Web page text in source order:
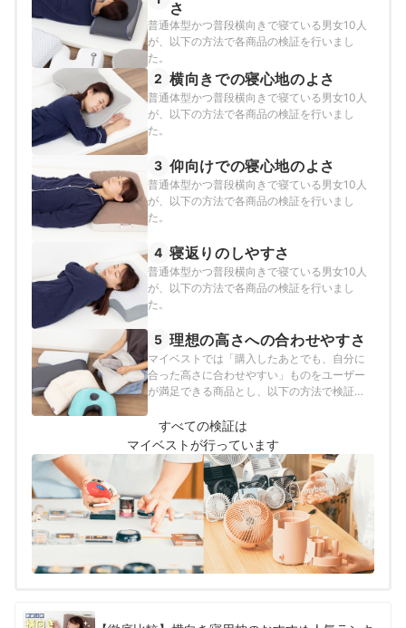
さ
普通体型かつ普段横向きで寝ている男女10人
が、以下の方法で各商品の検証を行いまし
た。
2 横向きでの寝心地のよさ
普通体型かつ普段横向きで寝ている男女10人
が、以下の方法で各商品の検証を行いまし
た。
3 仰向けでの寝心地のよさ
普通体型かつ普段横向きで寝ている男女10人
が、以下の方法で各商品の検証を行いまし
た。
4 寝返りのしやすさ
普通体型かつ普段横向きで寝ている男女10人
が、以下の方法で各商品の検証を行いまし
た。
5 理想の高さへの合わせやすさ
マイベストでは「購入したあとでも、自分に
合った高さに合わせやすい」ものをユーザー
が満足できる商品とし、以下の方法で検証を
すべての検証は
マイベストが行っています